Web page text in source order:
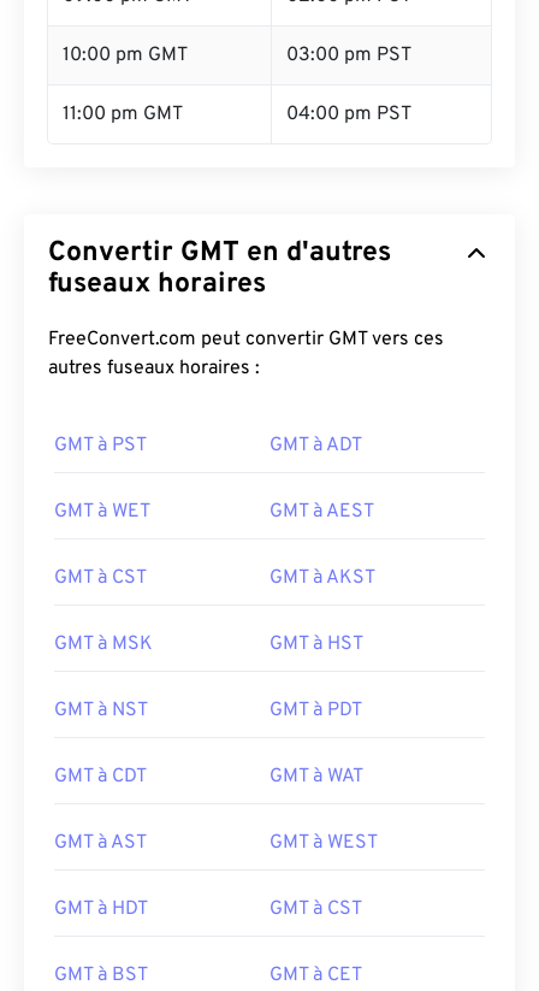
10:00 pm GMT 03:00 pm PST
11:00 pm GMT 04:00 pm PST
Convertir GMT en d'autres
fuseaux horaires
FreeConvert.com peut convertir GMT vers ces
autres fuseaux horaires :
GMT à PST GMT à ADT
GMT à WET GMT à AEST
GMT à CST GMT à AKST
GMT à MSK GMT à HST
GMT à NST GMT à PDT
GMT à CDT GMT à WAT
GMT à AST GMT à WEST
GMT à HDT GMT à CST
GMT à BST GMT à CET